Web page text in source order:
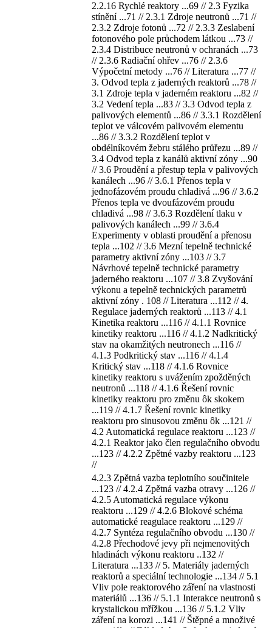
2.2.16 Rychlé reaktory ...69 // 2.3 Fyzika
stínění ...71 // 2.3.1 Zdroje neutronů ...71 //
2.3.2 Zdroje fotonů ...72 // 2.3.3 Zeslabení
fotonového pole průchodem látkou ...73 //
2.3.4 Distribuce neutronů v ochranách ...73
// 2.3.6 Radiační ohřev ...76 // 2.3.6
Výpočetní metody ...76 // Literatura ...77 //
3. Odvod tepla z jaderných reaktorů ...78 //
3.1 Zdroje tepla v jaderném reaktoru ...82 //
3.2 Vedení tepla ...83 // 3.3 Odvod tepla z
palivových elementů ...86 // 3.3.1 Rozdělení
teplot ve válcovém palivovém elementu
...86 // 3.3.2 Rozdělení teplot v
obdélníkovém žebru stálého průřezu ...89 //
3.4 Odvod tepla z kanálů aktivní zóny ...90
// 3.6 Proudění a přestup tepla v palivových
kanálech ...96 // 3.6.1 Přenos tepla v
jednofázovém proudu chladivá ...96 // 3.6.2
Přenos tepla ve dvoufázovém proudu
chladivá ...98 // 3.6.3 Rozdělení tlaku v
palivových kanálech ...99 // 3.6.4
Experimenty v oblasti proudění a přenosu
tepla ...102 // 3.6 Mezní tepelně technické
parametry aktivní zóny ...103 // 3.7
Návrhové tepelně technické parametry
jaderného reaktoru ...107 // 3.8 Zvyšování
výkonu a tepelně technických parametrů
aktivní zóny . 108 // Literatura ...112 // 4.
Regulace jaderných reaktorů ...113 // 4.1
Kinetika reaktoru ...116 // 4.1.1 Rovnice
kinetiky reaktoru ...116 // 4.1.2 Nadkritický
stav na okamžitých neutronech ...116 //
4.1.3 Podkritický stav ...116 // 4.1.4
Kritický stav ...118 // 4.1.6 Rovnice
kinetiky reaktoru s uvážením zpožděných
neutronů ...118 // 4.1.6 Řešení rovnic
kinetiky reaktoru pro změnu ôk skokem
...119 // 4.1.7 Řešení rovnic kinetiky
reaktoru pro sinusovou změnu ôk ...121 //
4.2 Automatická regulace reaktoru ...123 //
4.2.1 Reaktor jako člen regulačního obvodu
...123 // 4.2.2 Zpětné vazby reaktoru ...123
//
4.2.3 Zpětná vazba teplotního součinitele
...123 // 4.2.4 Zpětná vazba otravy ...126 //
4.2.5 Automatická regulace výkonu
reaktoru ...129 // 4.2.6 Blokové schéma
automatické reagulace reaktoru ...129 //
4.2.7 Syntéza regulačního obvodu ...130 //
4.2.8 Přechodové jevy při nejmenovitých
hladinách výkonu reaktoru ..132 //
Literatura ...133 // 5. Materiály jaderných
reaktorů a speciální technologie ...134 // 5.1
Vliv pole reaktorového záření na vlastnosti
materiálů ...136 // 5.1.1 Interakce neutronů s
krystalickou mřížkou ...136 // 5.1.2 Vliv
záření na korozi ...141 // Štěpné a množivé